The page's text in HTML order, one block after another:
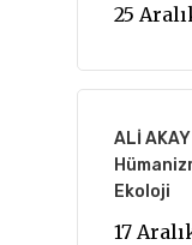
25
ALİ
Ekoloji
17